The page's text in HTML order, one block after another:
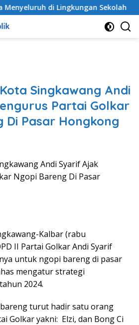
di Lingkungan Sekolah
Singkawang Andi
Partai Golkar
Di Pasar Hongkong
Andi Syarif Ajak
Ngopi Bareng Di Pasar
Kalbar (rabu
II Partai Golkar Andi Syarif
untuk ngopi bareng di pasar
mengatur strategi
2024.
turut hadir satu orang
Golkar yakni: Elzi, dan Bong Ci